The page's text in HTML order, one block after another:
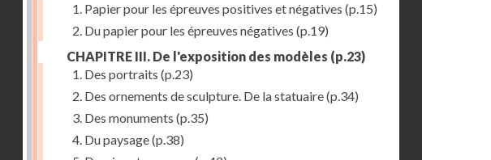
1. Papier pour les épreuves positives et négatives (p.15)
2. Du papier pour les épreuves négatives (p.19)
CHAPITRE III. De l'exposition des modèles (p.23)
1. Des portraits (p.23)
2. Des ornements de sculpture. De la statuaire(p.34)
3. Des monuments (p.35)
4. Du paysage(p.38)